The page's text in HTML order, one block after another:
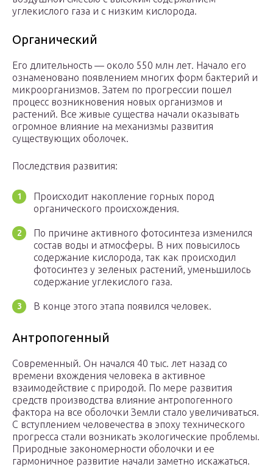
углекислого газа и с низким кислорода.
Органический
Его длительность — около 550 млн лет. Начало его
ознаменовано появлением многих форм бактерий и
микроорганизмов. Затем по прогрессии пошел
процесс возникновения новых организмов и
растений. Все живые существа начали оказывать
огромное влияние на механизмы развития
существующих оболочек.
Последствия развития:
Происходит накопление горных пород
органического происхождения.
По причине активного фотосинтеза изменился
состав воды и атмосферы. В них повысилось
содержание кислорода, так как происходил
фотосинтез у зеленых растений, уменьшилось
содержание углекислого газа.
В конце этого этапа появился человек.
Антропогенный
Современный. Он начался 40 тыс. лет назад со
времени вхождения человека в активное
взаимодействие с природой. По мере развития
средств производства влияние антропогенного
фактора на все оболочки Земли стало увеличиваться.
С вступлением человечества в эпоху технического
прогресса стали возникать экологические проблемы.
Природные закономерности оболочки и ее
гармоничное развитие начали заметно искажаться.